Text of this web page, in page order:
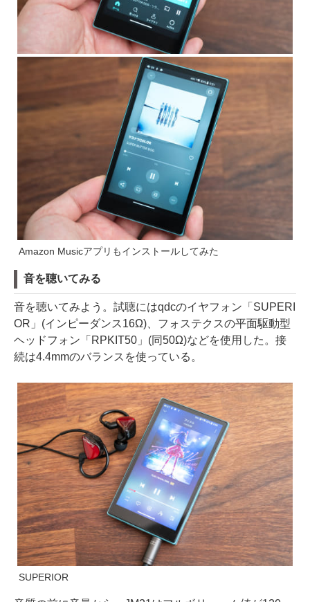
Amazon Musicアプリもインストールしてみた
音を聴いてみる
音を聴いてみよう。試聴にはqdcのイヤフォン「SUPERI
OR」(インピーダンス16Ω)、フォステクスの平面駆動型
ヘッドフォン「RPKIT50」(同50Ω)などを使用した。接
続は4.4mmのバランスを使っている。
SUPERIOR